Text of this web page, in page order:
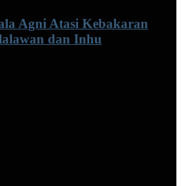
Agni Atasi Kebakaran
dan Inhu